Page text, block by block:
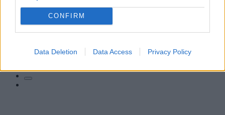
CONFIRM
Data Deletion Data Access Privacy Policy
Hozzászólások